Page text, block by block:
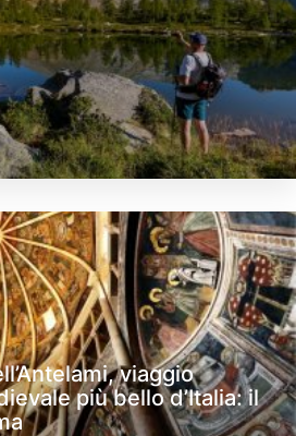
viaggio
più bello d’Italia: il